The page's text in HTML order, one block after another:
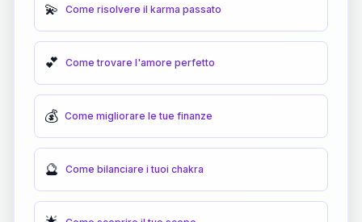
💫 Come risolvere il karma passato
💕 Come trovare l'amore perfetto
💰 Come migliorare le tue finanze
🔮 Come bilanciare i tuoi chakra